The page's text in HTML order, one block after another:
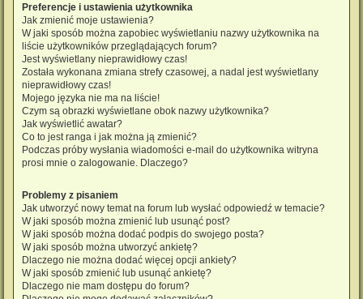
Preferencje i ustawienia użytkownika
Jak zmienić moje ustawienia?
W jaki sposób można zapobiec wyświetlaniu nazwy użytkownika na
liście użytkowników przeglądających forum?
Jest wyświetlany nieprawidłowy czas!
Została wykonana zmiana strefy czasowej, a nadal jest wyświetlany
nieprawidłowy czas!
Mojego języka nie ma na liście!
Czym są obrazki wyświetlane obok nazwy użytkownika?
Jak wyświetlić awatar?
Co to jest ranga i jak można ją zmienić?
Podczas próby wysłania wiadomości e-mail do użytkownika witryna
prosi mnie o zalogowanie. Dlaczego?
Problemy z pisaniem
Jak utworzyć nowy temat na forum lub wysłać odpowiedź w temacie?
W jaki sposób można zmienić lub usunąć post?
W jaki sposób można dodać podpis do swojego posta?
W jaki sposób można utworzyć ankietę?
Dlaczego nie można dodać więcej opcji ankiety?
W jaki sposób zmienić lub usunąć ankietę?
Dlaczego nie mam dostępu do forum?